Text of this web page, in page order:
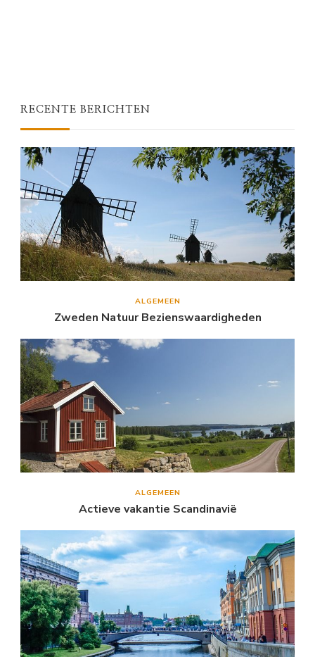
RECENTE BERICHTEN
ALGEMEEN
Zweden Natuur Bezienswaardigheden
ALGEMEEN
Actieve vakantie Scandinavië